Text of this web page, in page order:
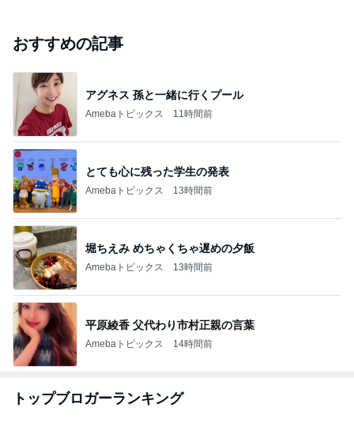
おすすめの記事
アグネス 孫と一緒に行くプール
Amebaトピックス 11時間前
とても心に残った学生の発表
Amebaトピックス 13時間前
堀ちえみ めちゃくちゃ遅めの夕飯
Amebaトピックス 13時間前
平原綾香 父代わり市村正親の言葉
Amebaトピックス 14時間前
トップブロガーランキング